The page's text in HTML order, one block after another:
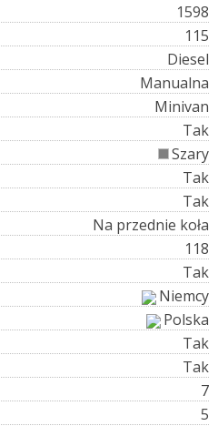
1598
115
Diesel
Manualna
Minivan
Tak
Szary
Tak
Tak
Na przednie koła
118
Tak
Niemcy
Polska
Tak
Tak
7
5